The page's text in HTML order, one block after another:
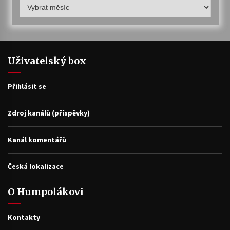
archiv
Uživatelský box
Přihlásit se
Zdroj kanálů (příspěvky)
Kanál komentářů
Česká lokalizace
O Humpolákovi
Kontakty